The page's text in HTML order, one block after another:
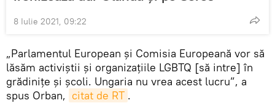
8 Iulie 2021, 09:22
„Parlamentul European și Comisia Europeană vor să
lăsăm activiștii și organizațiile LGBTQ [să intre] în
grădinițe și școli. Ungaria nu vrea acest lucru”, a
spus Orban, citat de RT .